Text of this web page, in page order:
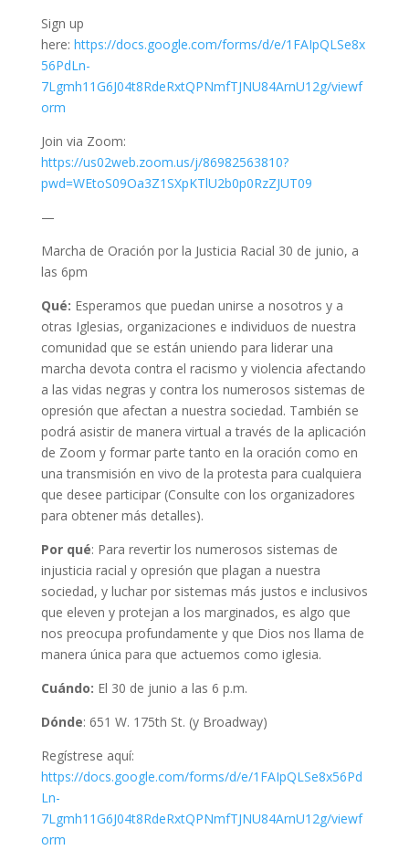
Sign up
here: https://docs.google.com/forms/d/e/1FAIpQLSe8x
56PdLn-
7Lgmh11G6J04t8RdeRxtQPNmfTJNU84ArnU12g/viewf
orm
Join via Zoom:
https://us02web.zoom.us/j/86982563810?
pwd=WEtoS09Oa3Z1SXpKTlU2b0p0RzZJUT09
—
Marcha de Oración por la Justicia Racial 30 de junio, a
las 6pm
Qué: Esperamos que puedan unirse a nosotros y a
otras Iglesias, organizaciones e individuos de nuestra
comunidad que se están uniendo para liderar una
marcha devota contra el racismo y violencia afectando
a las vidas negras y contra los numerosos sistemas de
opresión que afectan a nuestra sociedad. También se
podrá asistir de manera virtual a través de la aplicación
de Zoom y formar parte tanto en la oración como en
una transmisión en vivo de la protesta para cualquiera
que desee participar (Consulte con los organizadores
para obtener más detalles).
Por qué: Para revertir los numerosos sistemas de
injusticia racial y opresión que plagan a nuestra
sociedad, y luchar por sistemas más justos e inclusivos
que eleven y protejan a los marginados, es algo que
nos preocupa profundamente y que Dios nos llama de
manera única para que actuemos como iglesia.
Cuándo: El 30 de junio a las 6 p.m.
Dónde: 651 W. 175th St. (y Broadway)
Regístrese aquí:
https://docs.google.com/forms/d/e/1FAIpQLSe8x56Pd
Ln-
7Lgmh11G6J04t8RdeRxtQPNmfTJNU84ArnU12g/viewf
orm